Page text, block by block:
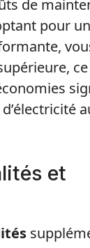
de
pour
et